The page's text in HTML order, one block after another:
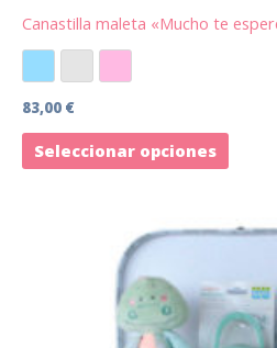
Canastilla maleta «Mucho te
Azul Gris Rosa
83,00 €
Seleccionar opciones
Este
tiene